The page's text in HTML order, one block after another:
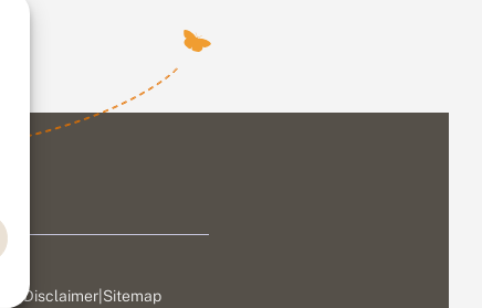
Disclaimer Sitemap